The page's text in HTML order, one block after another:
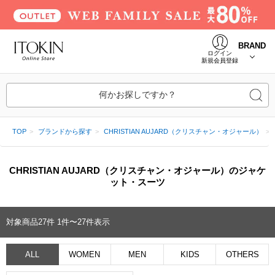
ログイン
新規会員登録
BRAND
何かお探しですか？
TOP ブランドから探す CHRISTIAN AUJARD（クリスチャン・オジャール）
CHRISTIAN AUJARD（クリスチャン・オジャール）のジャケ
ット・スーツ
対象商品27件 1件〜27件表示
ALL WOMEN MEN KIDS OTHERS